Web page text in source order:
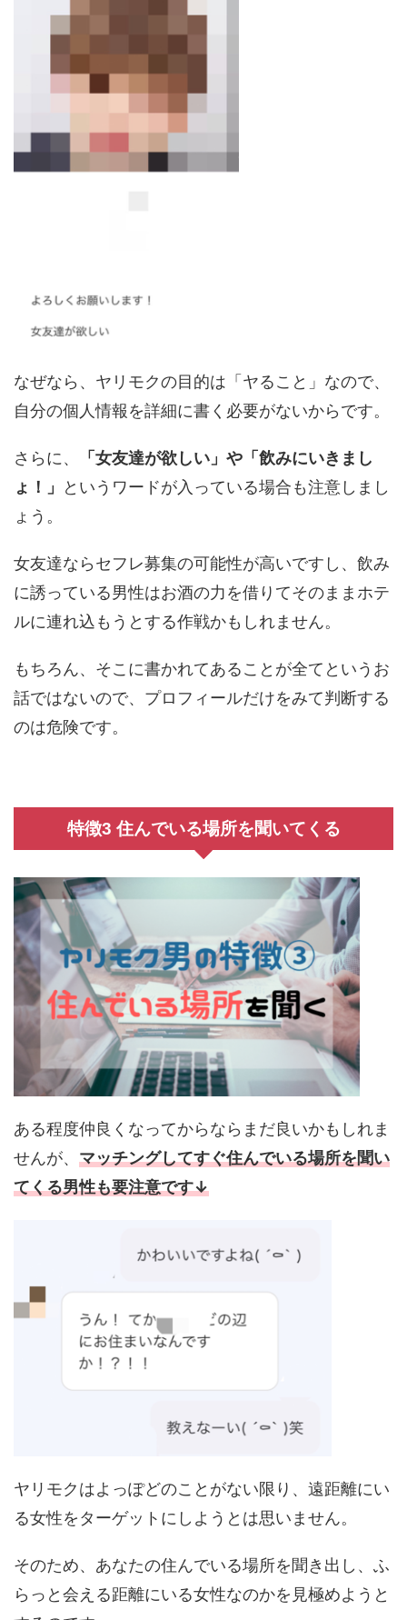
なぜなら、ヤリモクの目的は「ヤること」なので、
自分の個人情報を詳細に書く必要がないからです。
さらに、
「女友達が欲しい」や「飲みにいきまし
ょ！」
というワードが入っている場合も注意しまし
ょう。
女友達ならセフレ募集の可能性が高いですし、飲み
に誘っている男性はお酒の力を借りてそのままホテ
ルに連れ込もうとする作戦かもしれません。
もちろん、そこに書かれてあることが全てというお
話ではないので、プロフィールだけをみて判断する
のは危険です。
特徴3 住んでいる場所を聞いてくる
ある程度仲良くなってからならまだ良いかもしれま
せんが、 マッチングしてすぐ住んでいる場所を聞い
てくる男性も要注意です↓
ヤリモクはよっぽどのことがない限り、遠距離にい
る女性をターゲットにしようとは思いません。
そのため、あなたの住んでいる場所を聞き出し、ふ
らっと会える距離にいる女性なのかを見極めようと